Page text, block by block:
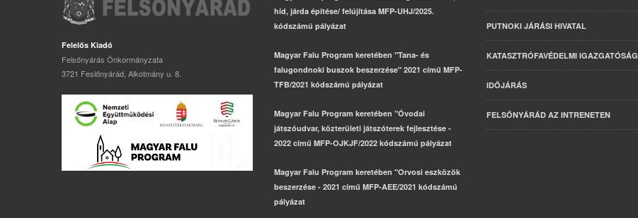
Felelős Kiadó
Felsőnyárás Önkormányzata
3721 Feslőnyárád, Alkotmány u. 8.
híd, járda építése/ felújítása MFP-UHJ/2025.
kódszámú pályázat
Magyar Falu Program keretében "Tana- és
falugondnoki buszok beszerzése" 2021 című MFP-
TFB/2021 kódszámú pályázat
Magyar Falu Program keretében "Óvodai
játszóudvar, közterületi játszóterek fejlesztése -
2022 című MFP-OJKJF/2022 kódszámú pályázat
Magyar Falu Program keretében "Orvosi eszközök
beszerzése - 2021 című MFP-AEE/2021 kódszámú
pályázat
PUTNOKI JÁRÁSI HIVATAL
KATASZTRÓFAVÉDELMI IGAZGATÓSÁG
IDŐJÁRÁS
FELSŐNYÁRÁD AZ INTRENETEN